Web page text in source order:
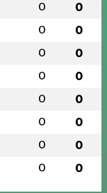
0 0
0 0
0 0
0 0
0 0
0 0
0 0
0 0